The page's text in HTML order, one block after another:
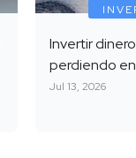
Invertir
perdiendo
Jul 13, 2026